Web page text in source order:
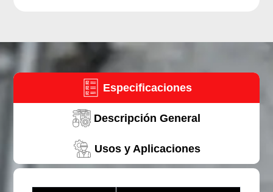
Especificaciones
Descripción General
Usos y Aplicaciones